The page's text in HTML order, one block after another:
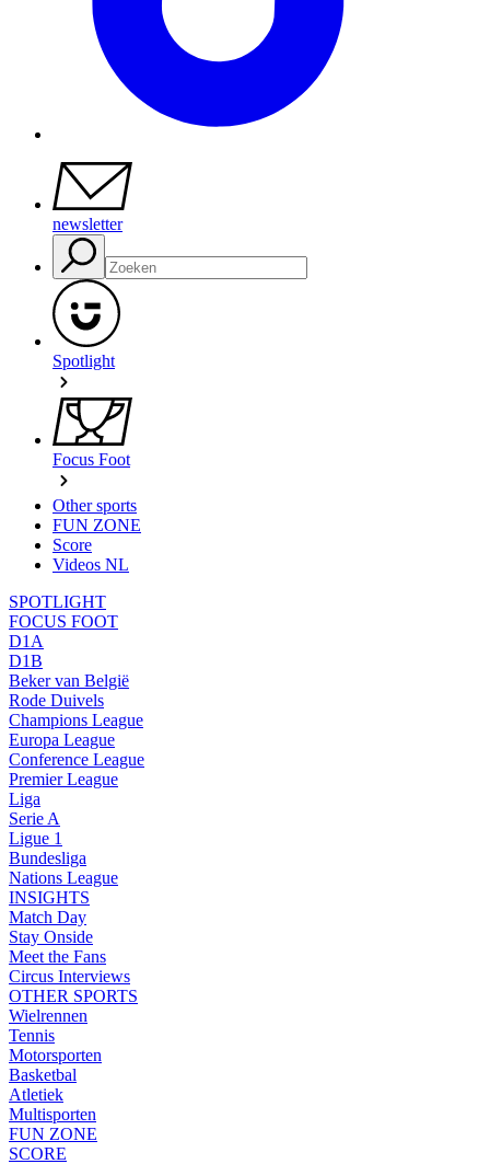
newsletter
Spotlight
Focus Foot
Other sports
FUN ZONE
Score
Videos NL
SPOTLIGHT
FOCUS FOOT
D1A
D1B
Beker van België
Rode Duivels
Champions League
Europa League
Conference League
Premier League
Liga
Serie A
Ligue 1
Bundesliga
Nations League
INSIGHTS
Match Day
Stay Onside
Meet the Fans
Circus Interviews
OTHER SPORTS
Wielrennen
Tennis
Motorsporten
Basketbal
Atletiek
Multisporten
FUN ZONE
SCORE